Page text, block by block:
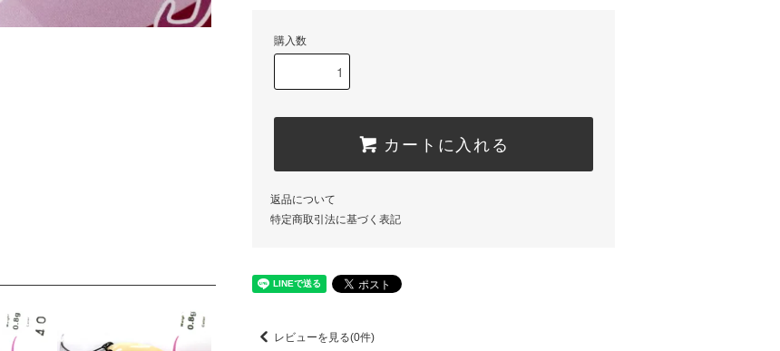
購入数
カートに入れる
返品について
特定商取引法に基づく表記
レビューを見る(0件)